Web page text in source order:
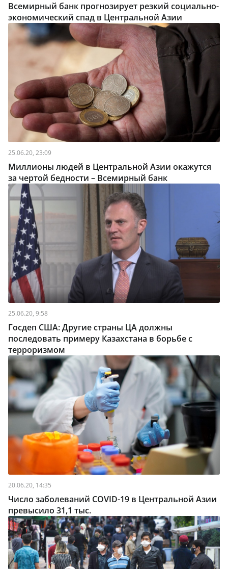
Всемирный банк прогнозирует резкий социально-
экономический спад в Центральной Азии
25.06.20, 23:09
Миллионы людей в Центральной Азии окажутся
за чертой бедности – Всемирный банк
25.06.20, 9:58
Госдеп США: Другие страны ЦА должны
последовать примеру Казахстана в борьбе с
терроризмом
20.06.20, 14:35
Число заболеваний COVID-19 в Центральной Азии
превысило 31,1 тыс.